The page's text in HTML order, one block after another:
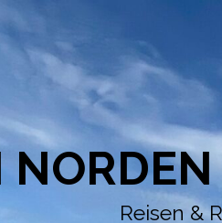
Reisen &